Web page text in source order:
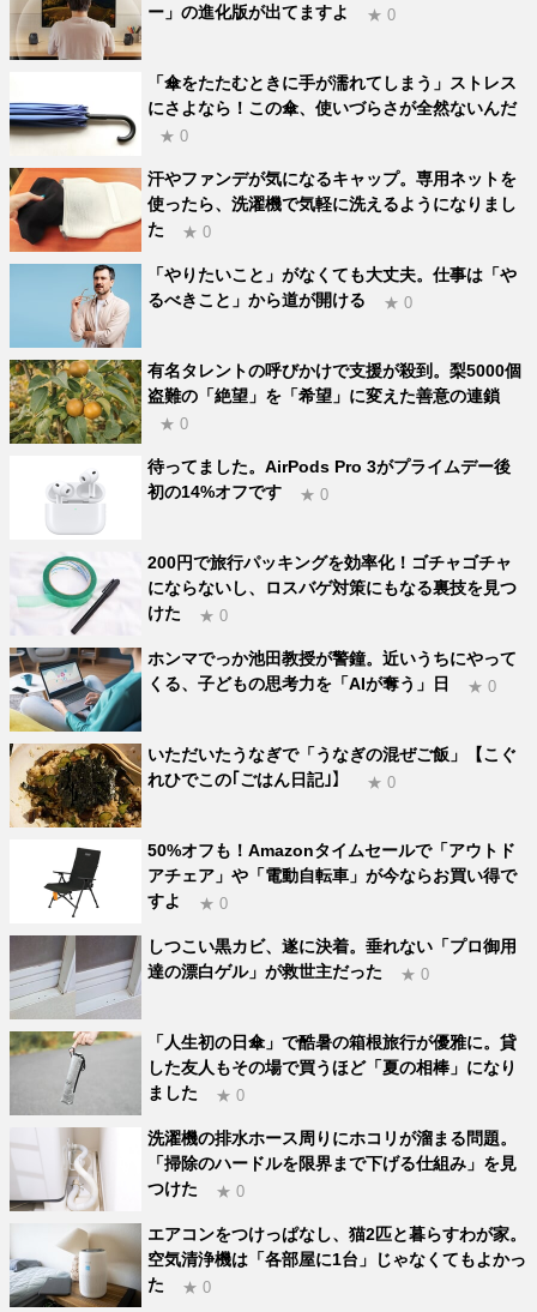
ー」の進化版が出てますよ
★ 0
「傘をたたむときに手が濡れてしまう」ストレス
にさよなら！この傘、使いづらさが全然ないんだ
★ 0
汗やファンデが気になるキャップ。専用ネットを
使ったら、洗濯機で気軽に洗えるようになりまし
た
★ 0
「やりたいこと」がなくても大丈夫。仕事は「や
るべきこと」から道が開ける
★ 0
有名タレントの呼びかけで支援が殺到。梨5000個
盗難の「絶望」を「希望」に変えた善意の連鎖
★ 0
待ってました。AirPods Pro 3がプライムデー後
初の14%オフです
★ 0
200円で旅行パッキングを効率化！ゴチャゴチャ
にならないし、ロスバゲ対策にもなる裏技を見つ
けた
★ 0
ホンマでっか池田教授が警鐘。近いうちにやって
くる、子どもの思考力を「AIが奪う」日
★ 0
いただいたうなぎで「うなぎの混ぜご飯」【こぐ
れひでこの｢ごはん日記｣】
★ 0
50%オフも！Amazonタイムセールで「アウトド
アチェア」や「電動自転車」が今ならお買い得で
すよ
★ 0
しつこい黒カビ、遂に決着。垂れない「プロ御用
達の漂白ゲル」が救世主だった
★ 0
「人生初の日傘」で酷暑の箱根旅行が優雅に。貸
した友人もその場で買うほど「夏の相棒」になり
ました
★ 0
洗濯機の排水ホース周りにホコリが溜まる問題。
「掃除のハードルを限界まで下げる仕組み」を見
つけた
★ 0
エアコンをつけっぱなし、猫2匹と暮らすわが家。
空気清浄機は「各部屋に1台」じゃなくてもよかっ
た
★ 0